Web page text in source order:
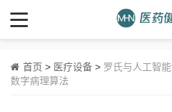
首页 > 医疗设备 > 罗氏与人工智
数字病理算法